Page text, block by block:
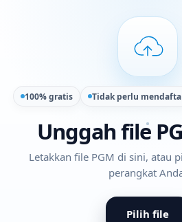
100% gratis Tidak perlu
Unggah file
Letakkan file PGM di sini, atau
perangkat
Pilih file